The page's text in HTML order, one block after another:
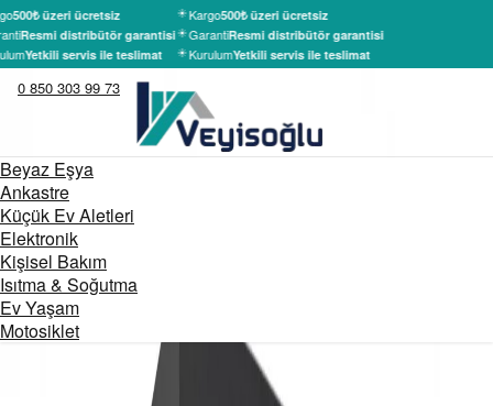
500₺ üzeri ücretsiz
Resmi distribütör garantisi
Yetkili servis ile teslimat
Kargo500₺ üzeri ücretsiz
GarantiResmi distribütör garantisi
KurulumYetkili servis ile teslimat
0 850 303 99 73
Beyaz Eşya
Ankastre
Küçük Ev Aletleri
Elektronik
Kişisel Bakım
Isıtma & Soğutma
Ev Yaşam
Motosiklet